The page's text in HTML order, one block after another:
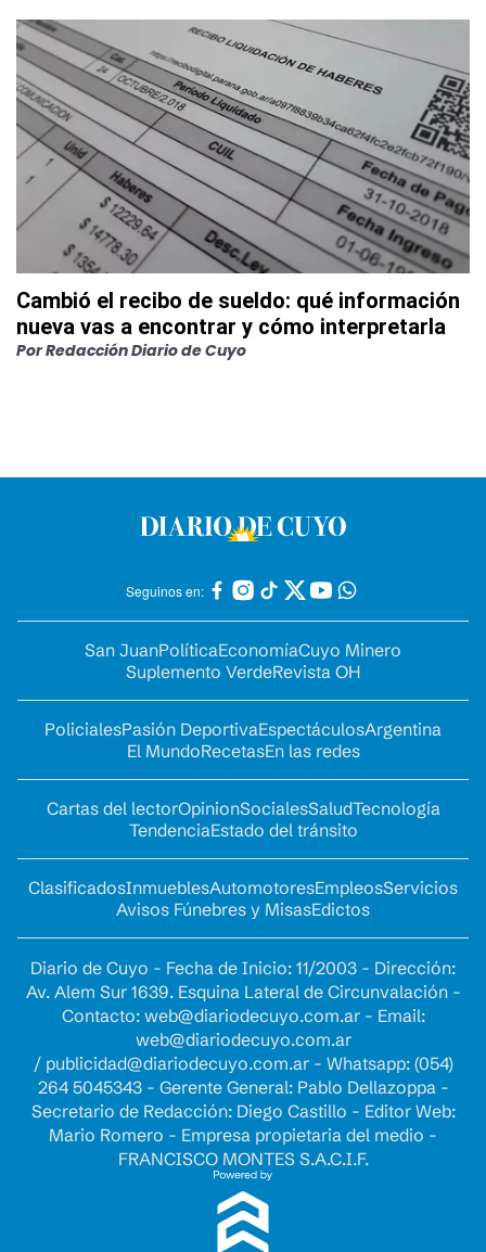
Cambió el recibo de sueldo: qué información
nueva vas a encontrar y cómo interpretarla
PorRedacción Diario de Cuyo
Seguinos en:
San JuanPolíticaEconomíaCuyo Minero
Suplemento VerdeRevista OH
PolicialesPasión DeportivaEspectáculosArgentina
El MundoRecetasEn las redes
Cartas del lectorOpinionSocialesSaludTecnología
TendenciaEstado del tránsito
ClasificadosInmueblesAutomotoresEmpleosServicios
Avisos Fúnebres y MisasEdictos
Diario de Cuyo - Fecha de Inicio: 11/2003 - Dirección:
Av. Alem Sur 1639. Esquina Lateral de Circunvalación -
Contacto: web@diariodecuyo.com.ar- Email:
web@diariodecuyo.com.ar
/ publicidad@diariodecuyo.com.ar- Whatsapp: (054)
264 5045343 - Gerente General: Pablo Dellazoppa -
Secretario de Redacción: Diego Castillo - Editor Web:
Mario Romero - Empresa propietaria del medio -
FRANCISCO MONTES S.A.C.I.F.